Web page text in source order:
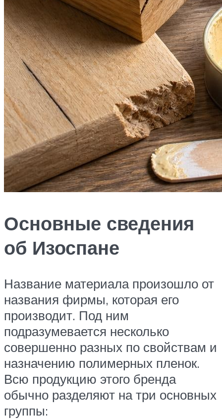
Основные сведения
об Изоспане
Название материала произошло от
названия фирмы, которая его
производит. Под ним
подразумевается несколько
совершенно разных по свойствам и
назначению полимерных пленок.
Всю продукцию этого бренда
обычно разделяют на три основных
группы: